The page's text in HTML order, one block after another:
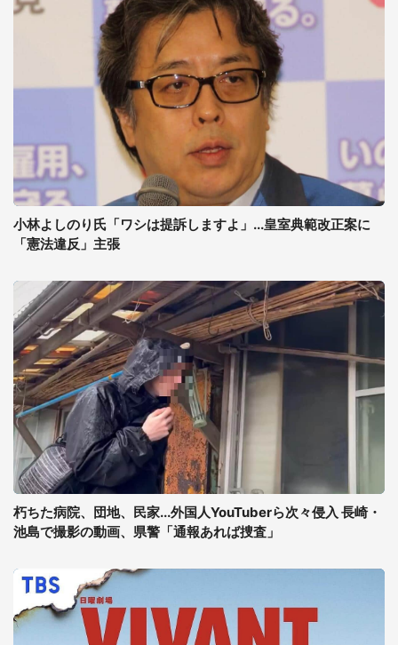
小林よしのり氏「ワシは提訴しますよ」...皇室典範改正案に
「憲法違反」主張
朽ちた病院、団地、民家...外国人YouTuberら次々侵入 長崎・
池島で撮影の動画、県警「通報あれば捜査」